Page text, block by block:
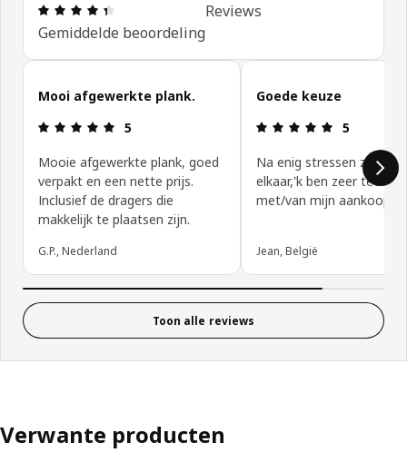
Beoordeling: 4.4 van 5 sterren. Totaal
Gemiddelde beoordeling
Reviews
Reviews van klanten overslaan
Mooi afgewerkte plank.
Beoordeling: 5 van 5 sterren.
5
Mooie afgewerkte plank, goed
verpakt en een nette prijs.
Inclusief de dragers die
makkelijk te plaatsen zijn.
G.P., Nederland
Goede keuze
5
Na enig stressen zat het
elkaar,'k ben zeer
met/van mijn aankoop.
Jean, België
Toon alle reviews
Verwante producten